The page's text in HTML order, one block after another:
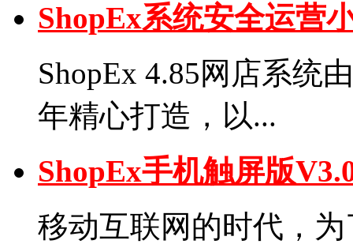
ShopEx系统安全运营
ShopEx 4.85网店系统
年精心打造，以...
ShopEx手机触屏版
移动互联网的时代，